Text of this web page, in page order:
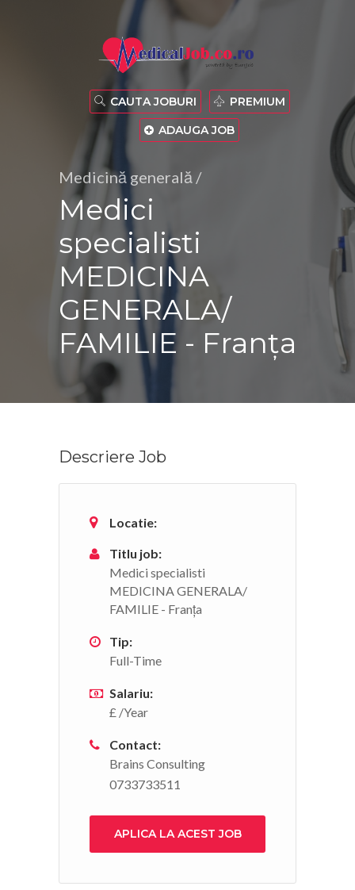
CAUTA JOBURI
PREMIUM
ADAUGA JOB
Medicină generală /
Medici
specialisti
MEDICINA
GENERALA/
FAMILIE - Franța
Descriere Job
Locatie:
Titlu job:
Medici specialisti
MEDICINA GENERALA/
FAMILIE - Franța
Tip:
Full-Time
Salariu:
£ /Year
Contact:
Brains Consulting
0733733511
APLICA LA ACEST JOB